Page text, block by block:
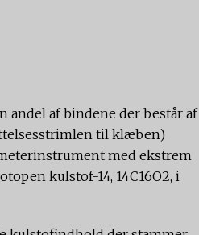
andel af bindene der består af
til klæben)
med ekstrem
kulstof-14, 14C16O2, i